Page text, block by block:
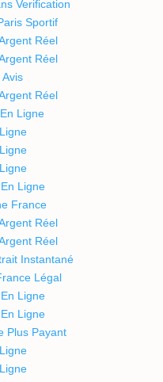
Verification
Sportif
Réel
Réel
Réel
Ligne
Ligne
France
Réel
Réel
Instantané
Légal
Ligne
Ligne
Plus Payant